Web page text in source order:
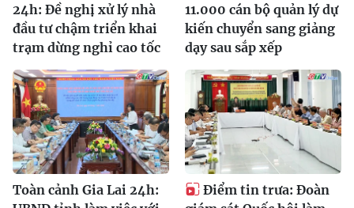
24h: Đề nghị xử lý nhà
đầu tư chậm triển khai
trạm dừng nghỉ cao tốc
11.000 cán bộ quản lý dự
kiến chuyển sang giảng
dạy sau sắp xếp
Toàn cảnh Gia Lai 24h:
Điểm tin trưa: Đoàn